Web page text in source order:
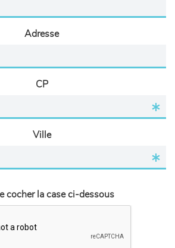
Adresse
CP
Ville
cocher la case ci-dessous